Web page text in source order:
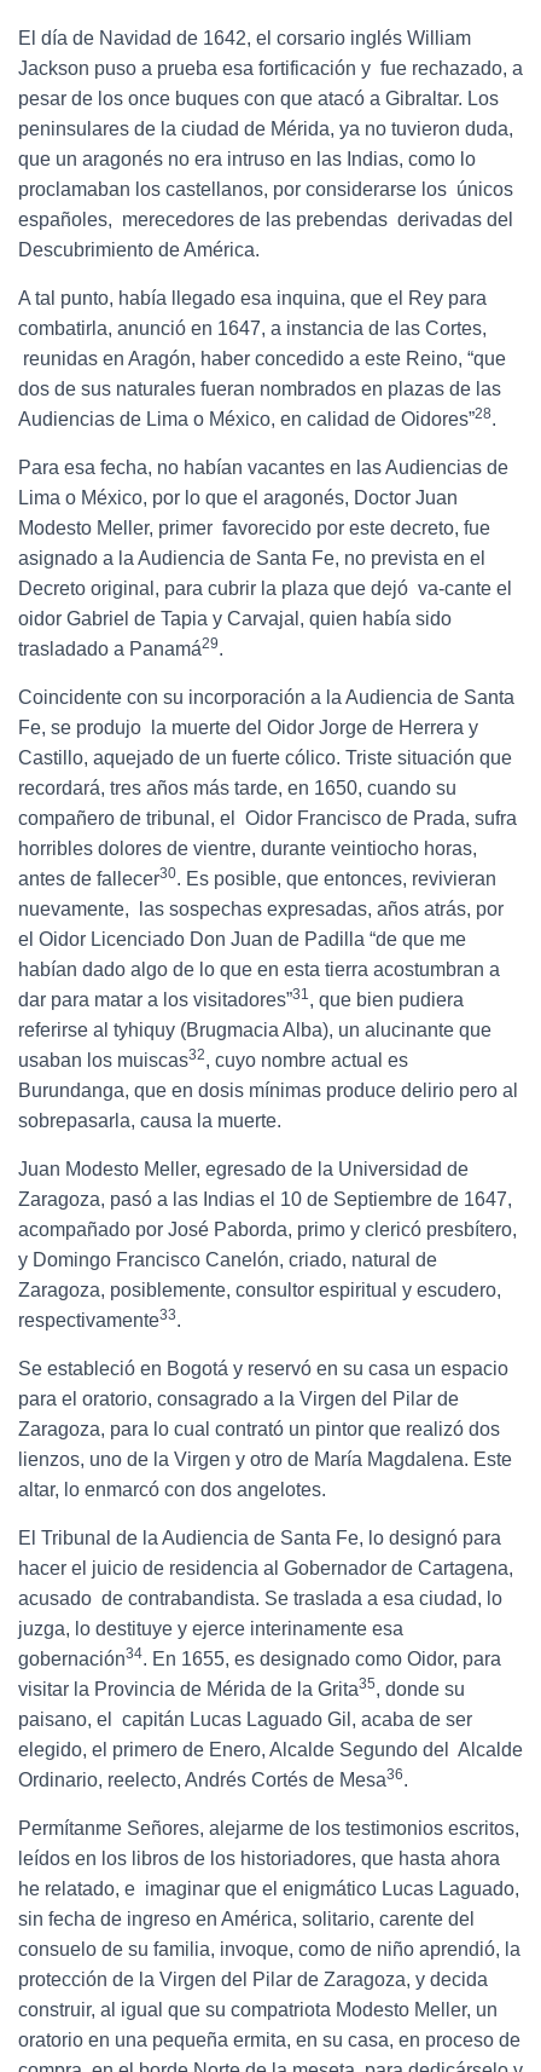
El día de Navidad de 1642, el corsario inglés William
Jackson puso a prueba esa fortificación y fue rechazado, a
pesar de los once buques con que atacó a Gibraltar. Los
peninsulares de la ciudad de Mérida, ya no tuvieron duda,
que un aragonés no era intruso en las Indias, como lo
proclamaban los castellanos, por considerarse los únicos
españoles, merecedores de las prebendas derivadas del
Descubrimiento de América.
A tal punto, había llegado esa inquina, que el Rey para
combatirla, anunció en 1647, a instancia de las Cortes,
reunidas en Aragón, haber concedido a este Reino, “que
dos de sus naturales fueran nombrados en plazas de las
Audiencias de Lima o México, en calidad de Oidores”28.
Para esa fecha, no habían vacantes en las Audiencias de
Lima o México, por lo que el aragonés, Doctor Juan
Modesto Meller, primer favorecido por este decreto, fue
asignado a la Audiencia de Santa Fe, no prevista en el
Decreto original, para cubrir la plaza que dejó va-cante el
oidor Gabriel de Tapia y Carvajal, quien había sido
trasladado a Panamá29.
Coincidente con su incorporación a la Audiencia de Santa
Fe, se produjo la muerte del Oidor Jorge de Herrera y
Castillo, aquejado de un fuerte cólico. Triste situación que
recordará, tres años más tarde, en 1650, cuando su
compañero de tribunal, el Oidor Francisco de Prada, sufra
horribles dolores de vientre, durante veintiocho horas,
antes de fallecer30. Es posible, que entonces, revivieran
nuevamente, las sospechas expresadas, años atrás, por
el Oidor Licenciado Don Juan de Padilla “de que me
habían dado algo de lo que en esta tierra acostumbran a
dar para matar a los visitadores”31, que bien pudiera
referirse al tyhiquy (Brugmacia Alba), un alucinante que
usaban los muiscas32, cuyo nombre actual es
Burundanga, que en dosis mínimas produce delirio pero al
sobrepasarla, causa la muerte.
Juan Modesto Meller, egresado de la Universidad de
Zaragoza, pasó a las Indias el 10 de Septiembre de 1647,
acompañado por José Paborda, primo y clericó presbítero,
y Domingo Francisco Canelón, criado, natural de
Zaragoza, posiblemente, consultor espiritual y escudero,
respectivamente33.
Se estableció en Bogotá y reservó en su casa un espacio
para el oratorio, consagrado a la Virgen del Pilar de
Zaragoza, para lo cual contrató un pintor que realizó dos
lienzos, uno de la Virgen y otro de María Magdalena. Este
altar, lo enmarcó con dos angelotes.
El Tribunal de la Audiencia de Santa Fe, lo designó para
hacer el juicio de residencia al Gobernador de Cartagena,
acusado de contrabandista. Se traslada a esa ciudad, lo
juzga, lo destituye y ejerce interinamente esa
gobernación34. En 1655, es designado como Oidor, para
visitar la Provincia de Mérida de la Grita35, donde su
paisano, el capitán Lucas Laguado Gil, acaba de ser
elegido, el primero de Enero, Alcalde Segundo del Alcalde
Ordinario, reelecto, Andrés Cortés de Mesa36.
Permítanme Señores, alejarme de los testimonios escritos,
leídos en los libros de los historiadores, que hasta ahora
he relatado, e imaginar que el enigmático Lucas Laguado,
sin fecha de ingreso en América, solitario, carente del
consuelo de su familia, invoque, como de niño aprendió, la
protección de la Virgen del Pilar de Zaragoza, y decida
construir, al igual que su compatriota Modesto Meller, un
oratorio en una pequeña ermita, en su casa, en proceso de